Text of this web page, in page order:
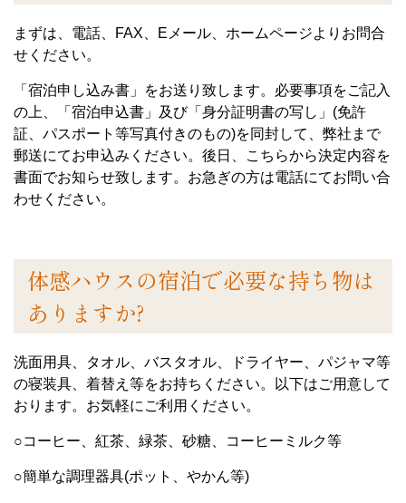
まずは、電話、FAX、Eメール、ホームページよりお問合
せください。
「宿泊申し込み書」をお送り致します。必要事項をご記入
の上、「宿泊申込書」及び「身分証明書の写し」(免許
証、パスポート等写真付きのもの)を同封して、弊社まで
郵送にてお申込みください。後日、こちらから決定内容を
書面でお知らせ致します。お急ぎの方は電話にてお問い合
わせください。
体感ハウスの宿泊で必要な持ち物は
ありますか?
洗面用具、タオル、バスタオル、ドライヤー、パジャマ等
の寝装具、着替え等をお持ちください。以下はご用意して
おります。お気軽にご利用ください。
○コーヒー、紅茶、緑茶、砂糖、コーヒーミルク等
○簡単な調理器具(ポット、やかん等)